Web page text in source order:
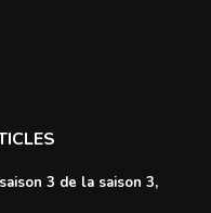
3 de la saison 3,